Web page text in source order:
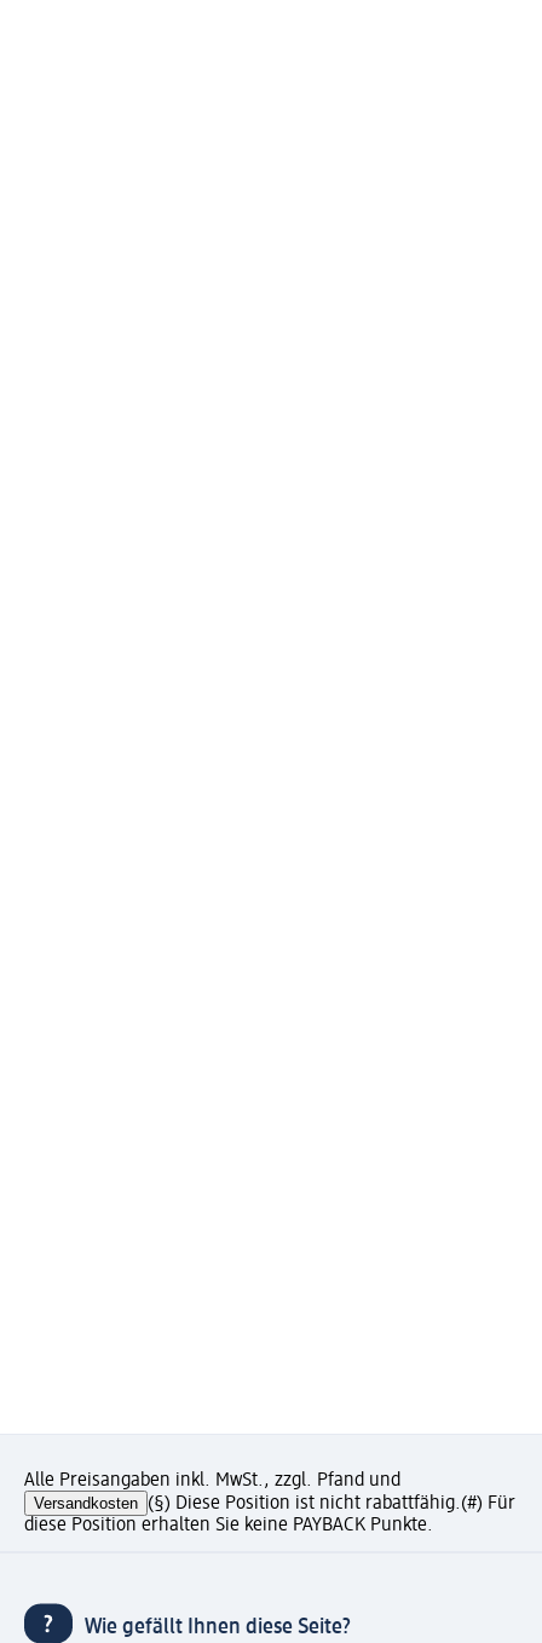
Alle Preisangaben inkl. MwSt., zzgl. Pfand und
Versandkosten (§) Diese Position ist nicht rabattfähig.(#) Für
diese Position erhalten Sie keine PAYBACK Punkte.
Wie gefällt Ihnen diese Seite?